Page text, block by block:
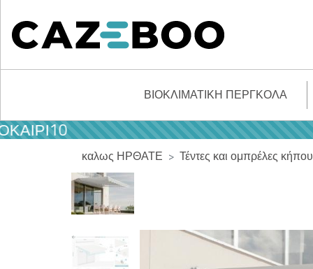
ΒΙΟΚΛΙΜΑΤΙΚΉ ΠΈΡΓΚΟΛΑ
καλως ΗΡΘΑΤΕ Τέντες και ομπρέλες κήπου